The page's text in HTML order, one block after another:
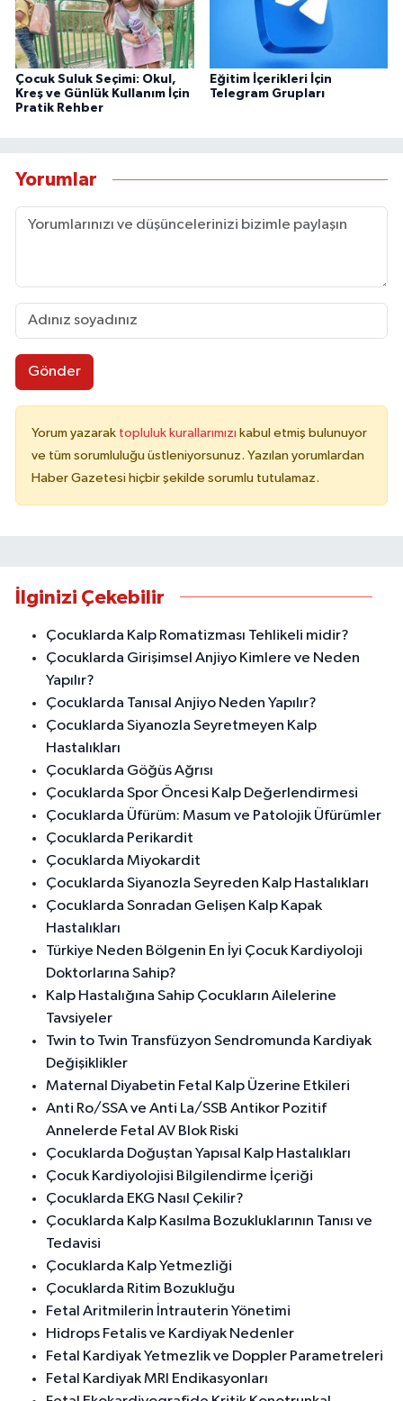
Çocuk Suluk Seçimi: Okul,
Kreş ve Günlük Kullanım İçin
Pratik Rehber
Eğitim İçerikleri İçin
Telegram Grupları
Yorumlar
Gönder
Yorum yazarak topluluk kurallarımızı kabul etmiş bulunuyor
ve tüm sorumluluğu üstleniyorsunuz. Yazılan yorumlardan
Haber Gazetesi hiçbir şekilde sorumlu tutulamaz.
İlginizi Çekebilir
Çocuklarda Kalp Romatizması Tehlikeli midir?
Çocuklarda Girişimsel Anjiyo Kimlere ve Neden
Yapılır?
Çocuklarda Tanısal Anjiyo Neden Yapılır?
Çocuklarda Siyanozla Seyretmeyen Kalp
Hastalıkları
Çocuklarda Göğüs Ağrısı
Çocuklarda Spor Öncesi Kalp Değerlendirmesi
Çocuklarda Üfürüm: Masum ve Patolojik Üfürümler
Çocuklarda Perikardit
Çocuklarda Miyokardit
Çocuklarda Siyanozla Seyreden Kalp Hastalıkları
Çocuklarda Sonradan Gelişen Kalp Kapak
Hastalıkları
Türkiye Neden Bölgenin En İyi Çocuk Kardiyoloji
Doktorlarına Sahip?
Kalp Hastalığına Sahip Çocukların Ailelerine
Tavsiyeler
Twin to Twin Transfüzyon Sendromunda Kardiyak
Değişiklikler
Maternal Diyabetin Fetal Kalp Üzerine Etkileri
Anti Ro/SSA ve Anti La/SSB Antikor Pozitif
Annelerde Fetal AV Blok Riski
Çocuklarda Doğuştan Yapısal Kalp Hastalıkları
Çocuk Kardiyolojisi Bilgilendirme İçeriği
Çocuklarda EKG Nasıl Çekilir?
Çocuklarda Kalp Kasılma Bozukluklarının Tanısı ve
Tedavisi
Çocuklarda Kalp Yetmezliği
Çocuklarda Ritim Bozukluğu
Fetal Aritmilerin İntrauterin Yönetimi
Hidrops Fetalis ve Kardiyak Nedenler
Fetal Kardiyak Yetmezlik ve Doppler Parametreleri
Fetal Kardiyak MRI Endikasyonları